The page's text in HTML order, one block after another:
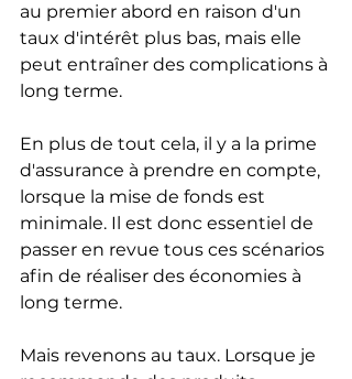
au premier abord en raison d'un
taux d'intérêt plus bas, mais elle
peut entraîner des complications à
long terme.
En plus de tout cela, il y a la prime
d'assurance à prendre en compte,
lorsque la mise de fonds est
minimale. Il est donc essentiel de
passer en revue tous ces scénarios
afin de réaliser des économies à
long terme.
Mais revenons au taux. Lorsque je